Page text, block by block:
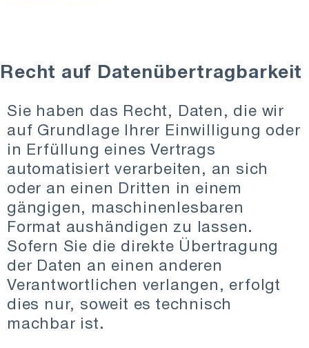
Recht auf Datenübertragbarkeit
Sie haben das Recht, Daten, die wir
auf Grundlage Ihrer Einwilligung oder
in Erfüllung eines Vertrags
automatisiert verarbeiten, an sich
oder an einen Dritten in einem
gängigen, maschinenlesbaren
Format aushändigen zu lassen.
Sofern Sie die direkte Übertragung
der Daten an einen anderen
Verantwortlichen verlangen, erfolgt
dies nur, soweit es technisch
machbar ist.